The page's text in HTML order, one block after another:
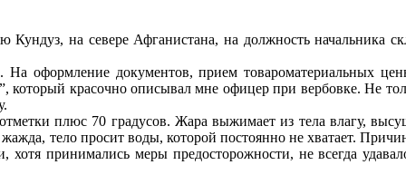
на севере Афганистана, на должность начальника
документов, прием товароматериальных
который красочно описывал мне офицер при вербовке. Не
плюс 70 градусов. Жара выжимает из тела влагу,
тело просит воды, которой постоянно не хватает.
хотя принимались меры предосторожности, не всегда